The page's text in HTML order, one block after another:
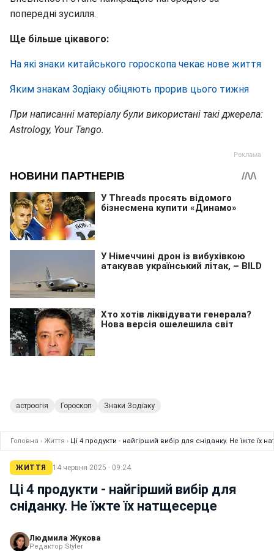
попередні зусилля.
Ще більше цікавого:
На які знаки китайського гороскопа чекає нове життя
Яким знакам Зодіаку обіцяють прорив цього тижня
При написанні матеріалу були використані такі джерела:
Astrology, Your Tango.
астроогія Гороскоп Знаки Зодіаку
Головна › Життя › Ці 4 продукти - найгірший вибір для сніданку. Не їжте їх
ЖИТТЯ 14 червня 2025 · 09:24
Ці 4 продукти - найгірший вибір для
сніданку. Не їжте їх натщесерце
Людмила Жукова
Редактор Styler